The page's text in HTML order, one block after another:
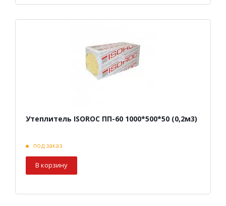
Утеплитель ISOROC ПП-60 1000*500*50 (0,2м3)
под заказ
В корзину